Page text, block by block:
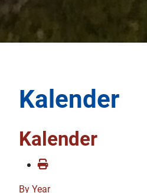
Kalender
Kalender
By Year